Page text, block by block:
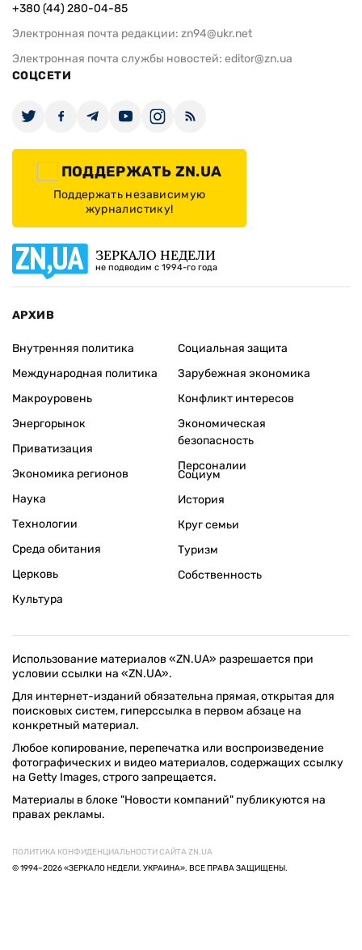
+380 (44) 280-04-85
Электронная почта редакции: zn94@ukr.net
Электронная почта службы новостей: editor@zn.ua
СОЦСЕТИ
ПОДДЕРЖАТЬ ZN.UA
Поддержать независимую
журналистику!
ЗЕРКАЛО НЕДЕЛИ
не подводим с 1994-го года
АРХИВ
Внутренняя политика
Международная политика
Макроуровень
Энергорынок
Приватизация
Экономика регионов
Социальная защита
Зарубежная экономика
Конфликт интересов
Экономическая
безопасность
Персоналии
Наука
Технологии
Среда обитания
Церковь
Культура
Социум
История
Круг семьи
Туризм
Собственность
Использование материалов «ZN.UA» разрешается при
условии ссылки на «ZN.UA».
Для интернет-изданий обязательна прямая, открытая для
поисковых систем, гиперссылка в первом абзаце на
конкретный материал.
Любое копирование, перепечатка или воспроизведение
фотографических и видео материалов, содержащих ссылку
на Getty Images, строго запрещается.
Материалы в блоке "Новости компаний" публикуются на
правах рекламы.
ПОЛИТИКА КОНФИДЕНЦИАЛЬНОСТИ САЙТА ZN.UA
© 1994–2026 «ЗЕРКАЛО НЕДЕЛИ. УКРАИНА». ВСЕ ПРАВА ЗАЩИЩЕНЫ.